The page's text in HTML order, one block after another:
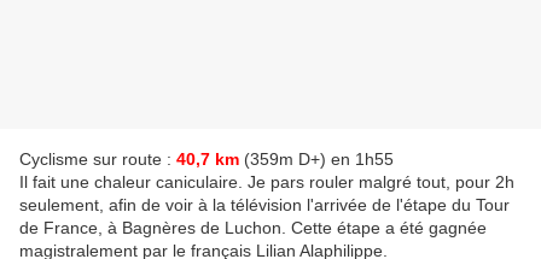
Cyclisme sur route : 40,7 km (359m D+) en 1h55
Il fait une chaleur caniculaire. Je pars rouler malgré tout, pour 2h
seulement, afin de voir à la télévision l'arrivée de l'étape du Tour
de France, à Bagnères de Luchon. Cette étape a été gagnée
magistralement par le français Lilian Alaphilippe.